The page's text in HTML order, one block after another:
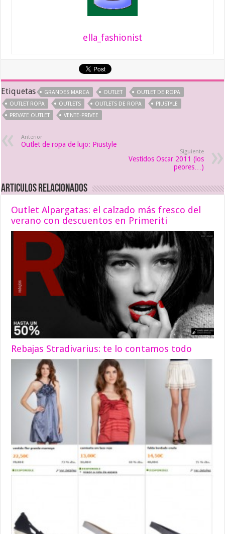
ella_fashionist
Etiquetas GRANDES MARCA OUTLET
OUTLET DE ROPA
OUTLET ROPA
OUTLETS OUTLETS DE ROPA
PIUSTYLE
PRIVATE OUTLET
VENTE-PRIVEE
Anterior
Outlet de ropa de lujo: Piustyle
Siguiente
Vestidos Oscar 2011 (los
peores…)
Articulos relacionados
Outlet Alpargatas: el calzado más fresco del
verano con descuentos en Primeriti
Rebajas Stradivarius: te lo contamos todo